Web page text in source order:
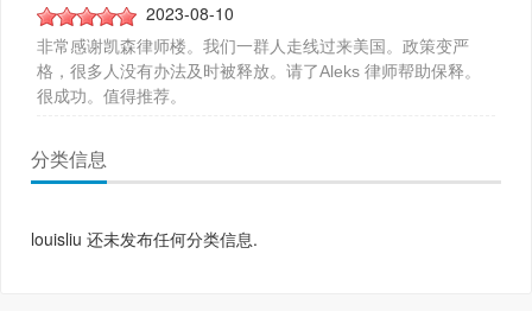
2023-08-10
非常感谢凯森律师楼。我们一群人走线过来美国。政策变严
格，很多人没有办法及时被释放。请了Aleks 律师帮助保释。
很成功。值得推荐。
分类信息
louisliu 还未发布任何分类信息.